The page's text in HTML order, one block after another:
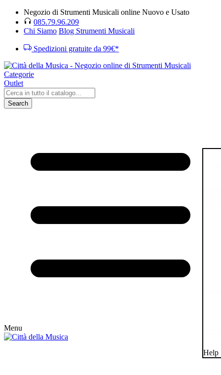
Negozio di Strumenti Musicali online Nuovo e Usato
085.79.96.209
Chi Siamo Blog Strumenti Musicali
Spedizioni gratuite da 99€*
Categorie
Outlet
Search
Menu
Help